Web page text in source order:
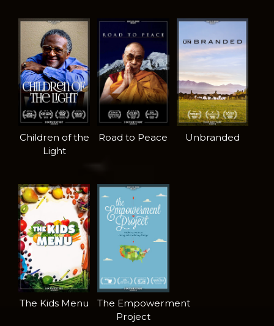
Children of the
Light
Road to Peace Unbranded
The Kids Menu
The Empowerment
Project